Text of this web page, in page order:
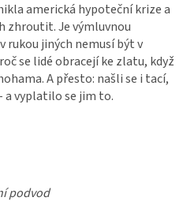
americká hypoteční krize a
zhroutit.Je výmluvnou
rukou jiných nemusí být v
se lidé obracejí ke zlatu, když
A přesto: našli se i tací,
vyplatilo se jim to.
podvod